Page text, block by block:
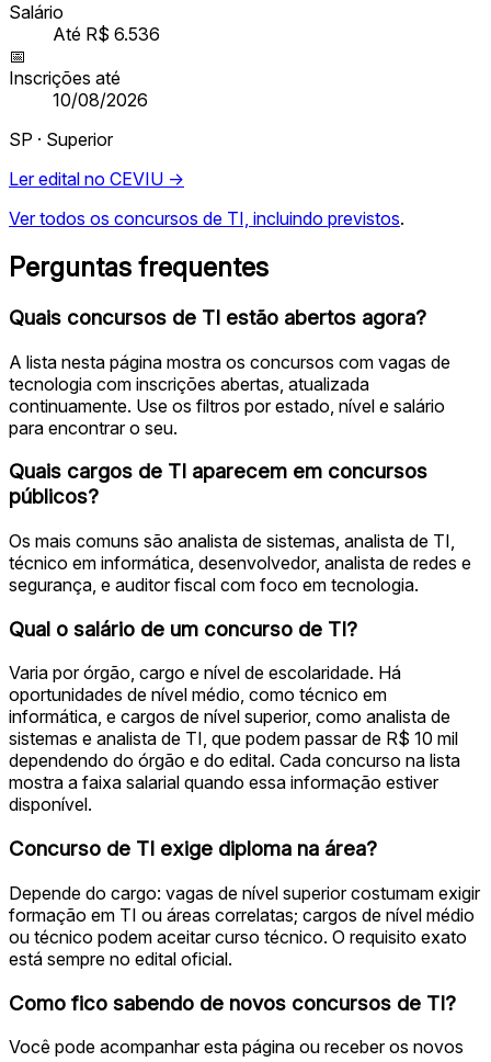
Salário
Até R$ 6.536
📅
Inscrições até
10/08/2026
SP · Superior
Ler edital no CEVIU →
Ver todos os concursos de TI, incluindo previstos.
Perguntas frequentes
Quais concursos de TI estão abertos agora?
A lista nesta página mostra os concursos com vagas de
tecnologia com inscrições abertas, atualizada
continuamente. Use os filtros por estado, nível e salário
para encontrar o seu.
Quais cargos de TI aparecem em concursos
públicos?
Os mais comuns são analista de sistemas, analista de TI,
técnico em informática, desenvolvedor, analista de redes e
segurança, e auditor fiscal com foco em tecnologia.
Qual o salário de um concurso de TI?
Varia por órgão, cargo e nível de escolaridade. Há
oportunidades de nível médio, como técnico em
informática, e cargos de nível superior, como analista de
sistemas e analista de TI, que podem passar de R$ 10 mil
dependendo do órgão e do edital. Cada concurso na lista
mostra a faixa salarial quando essa informação estiver
disponível.
Concurso de TI exige diploma na área?
Depende do cargo: vagas de nível superior costumam exigir
formação em TI ou áreas correlatas; cargos de nível médio
ou técnico podem aceitar curso técnico. O requisito exato
está sempre no edital oficial.
Como fico sabendo de novos concursos de TI?
Você pode acompanhar esta página ou receber os novos